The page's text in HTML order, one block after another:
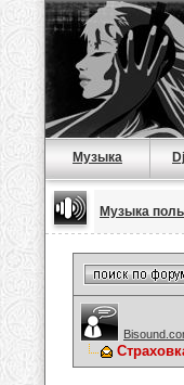
Музыка
Музыка